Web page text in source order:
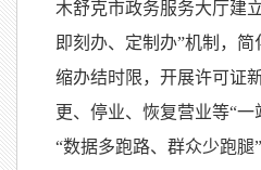
木舒克市政务服务大厅建
即刻办、定制办”机制，
缩办结时限，开展许可证
更、停业、恢复营业等“
“数据多跑路、群众少跑腿